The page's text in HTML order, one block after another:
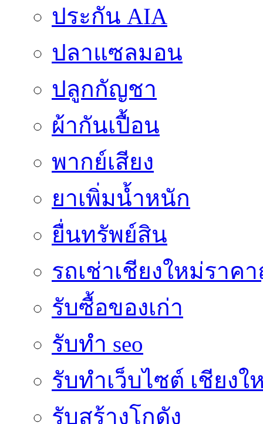
ประกัน AIA
ปลาแซลมอน
ปลูกกัญชา
ผ้ากันเปื้อน
พากย์เสียง
ยาเพิ่มน้ำหนัก
ยื่นทรัพย์สิน
รถเช่าเชียงใหม่ราค
รับซื้อของเก่า
รับทำ seo
รับทำเว็บไซต์ เชียงใ
รับสร้างโกดัง